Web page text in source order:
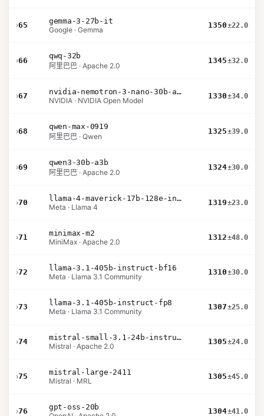
›65
gemma-3-27b-it
Google · Gemma
1350±22.0
›66
qwq-32b
阿里巴巴 · Apache 2.0
1345±32.0
›67
nvidia-nemotron-3-nano-30b-a3b-bf16
NVIDIA · NVIDIA Open Model
1330±34.0
›68
qwen-max-0919
阿里巴巴 · Qwen
1325±39.0
›69
qwen3-30b-a3b
阿里巴巴 · Apache 2.0
1324±30.0
›70
llama-4-maverick-17b-128e-instruct
Meta · Llama 4
1319±23.0
›71
minimax-m2
MiniMax · Apache 2.0
1312±48.0
›72
llama-3.1-405b-instruct-bf16
Meta · Llama 3.1 Community
1310±30.0
›73
llama-3.1-405b-instruct-fp8
Meta · Llama 3.1 Community
1307±25.0
›74
mistral-small-3.1-24b-instruct-2503
Mistral · Apache 2.0
1305±24.0
›75
mistral-large-2411
Mistral · MRL
1305±45.0
›76
gpt-oss-20b
1304±41.0